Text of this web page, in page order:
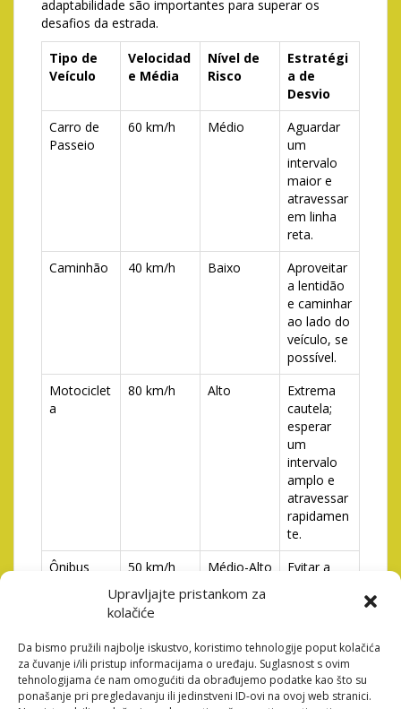
Upravljajte pristankom za
kolačiće
Da bismo pružili najbolje iskustvo, koristimo tehnologije poput kolačića
za čuvanje i/ili pristup informacijama o uređaju. Suglasnost s ovim
tehnologijama će nam omogućiti da obrađujemo podatke kao što su
ponašanje pri pregledavanju ili jedinstveni ID-ovi na ovoj web stranici.
adaptabilidade são importantes para superar os
desafios da estrada.
Tipo de
Veículo
Velocidad
e Média
Nível de
Risco
Estratégi
a de
Desvio
Carro de
Passeio
60 km/h Médio
Aguardar
um
intervalo
maior e
atravessar
em linha
reta.
Caminhão
40 km/h Baixo
Aproveitar
a lentidão
e caminhar
ao lado do
veículo, se
possível.
Motociclet
a
80 km/h Alto
Extrema
cautela;
esperar
um
intervalo
amplo e
atravessar
rapidamen
te.
Ônibus
50 km/h Médio-Alto
Evitar a
aguardar a
passagem
completa.